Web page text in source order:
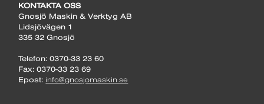
KONTAKTA OSS
Gnosjö Maskin & Verktyg AB
Lidsjövägen 1
335 32 Gnosjö
Telefon: 0370-33 23 60
Fax: 0370-33 23 69
Epost: info@gnosjomaskin.se